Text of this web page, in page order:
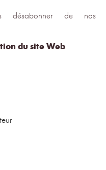
désabonner de nos
du site Web